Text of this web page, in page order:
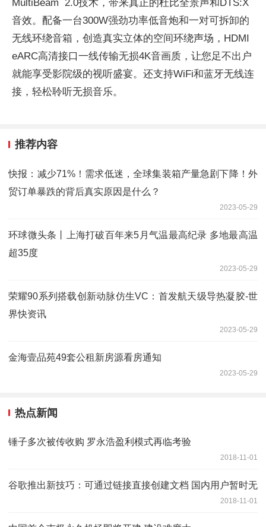
MultiBeam 2.0技术，带来真正的杜比全景声和DTS:X
音效。配备一台300W强劲功率低音炮和一对可拆卸的
无线环绕音箱，创造真实立体的空间环绕声场，HDMI
eARC高清接口一线传输无损4K音画质，让您足不出户
就能享受影院级的视听盛宴。还支持WiFi和蓝牙无线连
接，轻松聆听无损音乐。
推荐内容
快报：减少71%！需求低迷，全球集装箱产量急剧下降！外
贸订单暴跌的背后真实原因是什么？
2023-05-29
环球微头条丨上海打破百年来5月气温最高纪录 多地最高温
超35度
2023-05-29
荣耀90系列搭载创新动脉仿生VC：首发航天级导热凝胶-世
界快资讯
2023-05-29
金海壹品苑49套公租新房源看房通知
2023-05-29
热点新闻
锤子多次被传收购 罗永浩盈利模式再临考验
2018-11-01
谷歌推出新技巧：可通过链接直接创建文档 国内用户暂时无
2018-11-01